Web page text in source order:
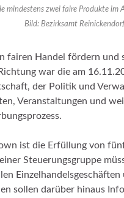
mindestens zwei faire Produkte
Bild: Bezirksamt Reinickendorf
fairen Handel fördern und
war die am
der Politik und
Veranstaltungen und
ist die Erfüllung von
Steuerungsgruppe
sollen darüber hinaus